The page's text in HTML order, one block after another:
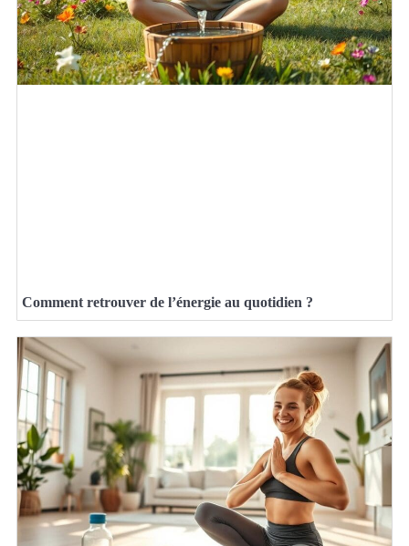
Comment retrouver de l’énergie au quotidien ?